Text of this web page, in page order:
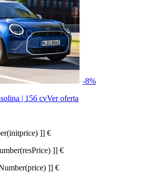
-8%
| 156 cvVer oferta
]] €
]] €
]] €